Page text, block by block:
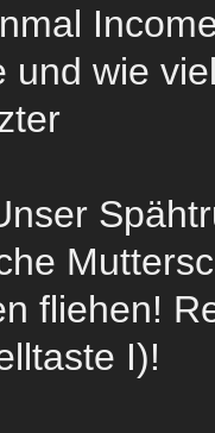
und wie
fliehen!
I)!